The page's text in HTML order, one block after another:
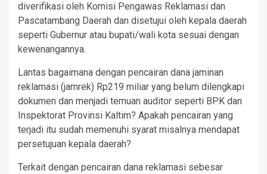
diverifikasi oleh Komisi Pengawas Reklamasi dan
Pascatambang Daerah dan disetujui oleh kepala daerah
seperti Gubernur atau bupati/wali kota sesuai dengan
kewenangannya.
Lantas bagaimana dengan pencairan dana jaminan
reklamasi (jamrek) Rp219 miliar yang belum dilengkapi
dokumen dan menjadi temuan auditor seperti BPK dan
Inspektorat Provinsi Kaltim? Apakah pencairan yang
terjadi itu sudah memenuhi syarat misalnya mendapat
persetujuan kepala daerah?
Terkait dengan pencairan dana reklamasi sebesar